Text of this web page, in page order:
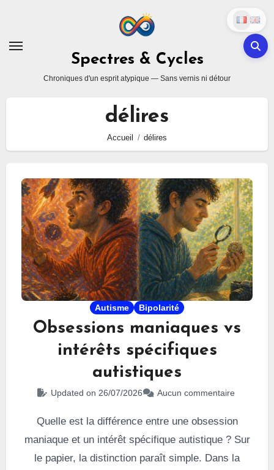
content
Spectres & Cycles
Chroniques d'un esprit atypique — Sans vernis ni détour
délires
Accueil délires
Autisme Bipolarité
Obsessions maniaques vs
intérêts spécifiques
autistiques
Updated on 26/07/2026 Aucun commentaire
Quelle est la différence entre une obsession
maniaque et un intérêt spécifique autistique ? Sur
le papier, la distinction paraît simple. Dans la